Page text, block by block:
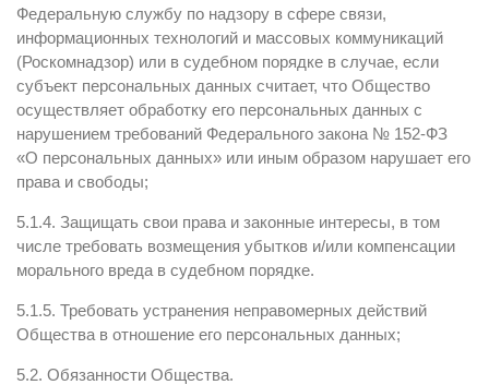
Федеральную службу по надзору в сфере связи,
информационных технологий и массовых коммуникаций
(Роскомнадзор) или в судебном порядке в случае, если
субъект персональных данных считает, что Общество
осуществляет обработку его персональных данных с
нарушением требований Федерального закона № 152-ФЗ
«О персональных данных» или иным образом нарушает его
права и свободы;
5.1.4. Защищать свои права и законные интересы, в том
числе требовать возмещения убытков и/или компенсации
морального вреда в судебном порядке.
5.1.5. Требовать устранения неправомерных действий
Общества в отношение его персональных данных;
5.2. Обязанности Общества.